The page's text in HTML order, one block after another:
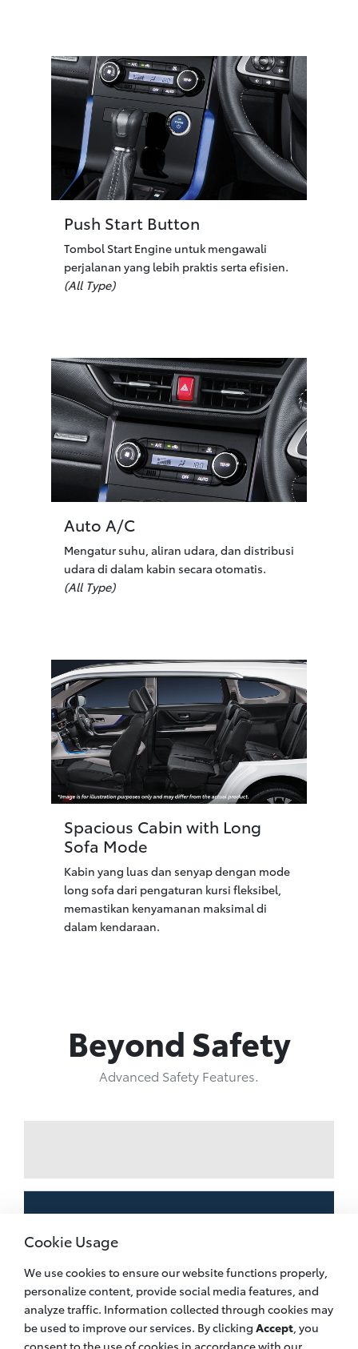
Push Start Button
Tombol Start Engine untuk mengawali
perjalanan yang lebih praktis serta efisien.
(All Type)
Auto A/C
Mengatur suhu, aliran udara, dan distribusi
udara di dalam kabin secara otomatis.
(All Type)
Spacious Cabin with Long
Sofa Mode
Kabin yang luas dan senyap dengan mode
long sofa dari pengaturan kursi fleksibel,
memastikan kenyamanan maksimal di
dalam kendaraan.
Beyond Safety
Advanced Safety Features.
Cookie Usage
We use cookies to ensure our website functions properly,
personalize content, provide social media features, and
analyze traffic. Information collected through cookies may
be used to improve our services. By clickingAccept , you
consent to the use of cookies in accordance with our